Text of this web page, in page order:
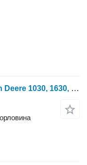
Маслозаливная горловина John Deere 1030, 1630, 1830, 2130, 1020, 1120 Oil Manifold Al28232, Al24496 AL28232, AL24496 для трактора колесного